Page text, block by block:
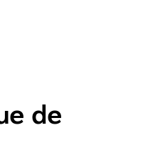
Agent Commercial
de